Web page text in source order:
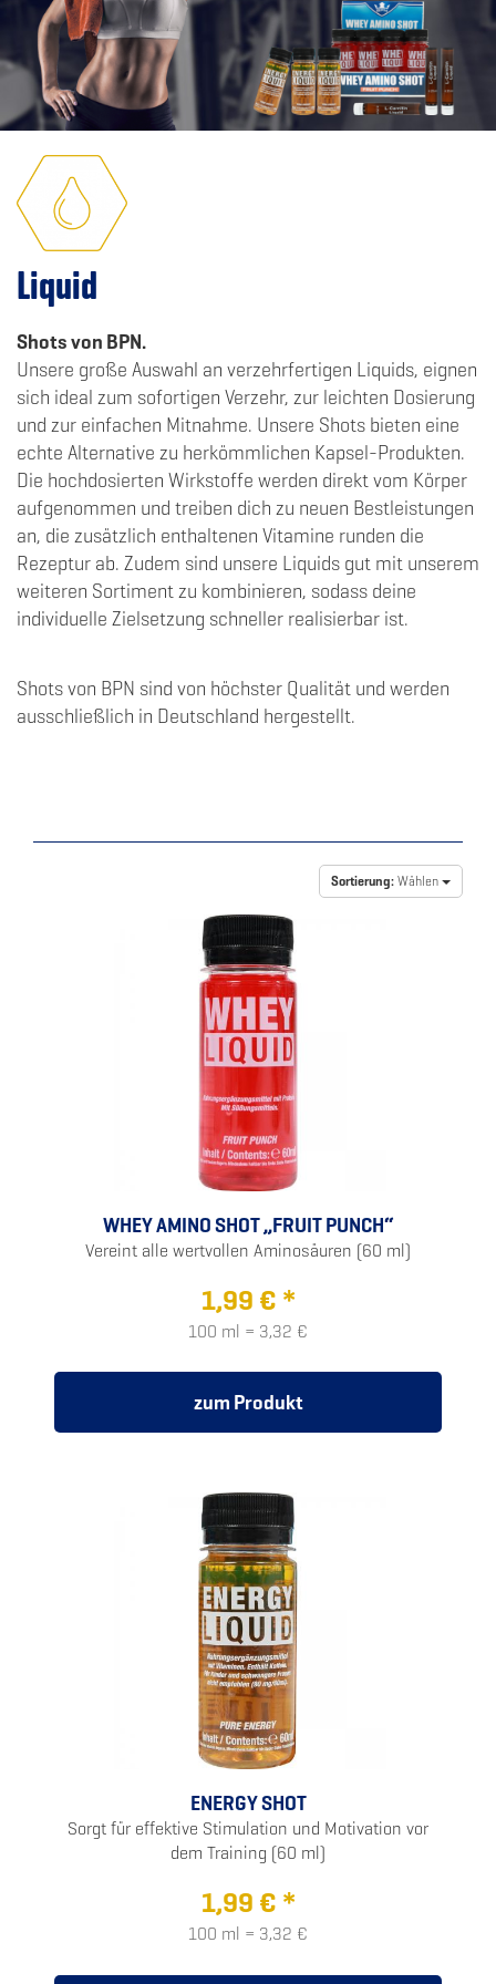
Liquid
Shots von BPN.
Unsere große Auswahl an verzehrfertigen Liquids, eignen
sich ideal zum sofortigen Verzehr, zur leichten Dosierung
und zur einfachen Mitnahme. Unsere Shots bieten eine
echte Alternative zu herkömmlichen Kapsel-Produkten.
Die hochdosierten Wirkstoffe werden direkt vom Körper
aufgenommen und treiben dich zu neuen Bestleistungen
an, die zusätzlich enthaltenen Vitamine runden die
Rezeptur ab. Zudem sind unsere Liquids gut mit unserem
weiteren Sortiment zu kombinieren, sodass deine
individuelle Zielsetzung schneller realisierbar ist.
Shots von BPN sind von höchster Qualität und werden
ausschließlich in Deutschland hergestellt.
Sortierung:Wählen
WHEY AMINO SHOT „FRUIT PUNCH“
Vereint alle wertvollen Aminosäuren (60 ml)
1,99 € *
100 ml = 3,32 €
zum Produkt
ENERGY SHOT
Sorgt für effektive Stimulation und Motivation vor
dem Training (60 ml)
1,99 € *
100 ml = 3,32 €